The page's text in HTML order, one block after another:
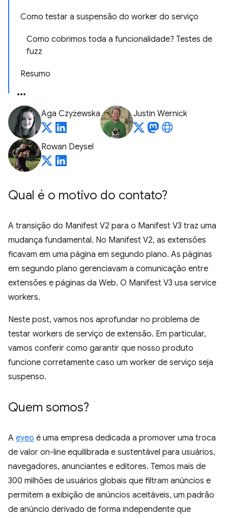
Como testar a suspensão do worker do serviço
Como cobrimos toda a funcionalidade? Testes de
fuzz
Resumo
Aga Czyżewska Justin Wernick
Rowan Deysel
Qual é o motivo do contato?
A transição do Manifest V2 para o Manifest V3 traz uma
mudança fundamental. No Manifest V2, as extensões
ficavam em uma página em segundo plano. As páginas
em segundo plano gerenciavam a comunicação entre
extensões e páginas da Web. O Manifest V3 usa service
workers.
Neste post, vamos nos aprofundar no problema de
testar workers de serviço de extensão. Em particular,
vamos conferir como garantir que nosso produto
funcione corretamente caso um worker de serviço seja
suspenso.
Quem somos?
A eyeo é uma empresa dedicada a promover uma troca
de valor on-line equilibrada e sustentável para usuários,
navegadores, anunciantes e editores. Temos mais de
300 milhões de usuários globais que filtram anúncios e
permitem a exibição de anúncios aceitáveis, um padrão
de anúncio derivado de forma independente que